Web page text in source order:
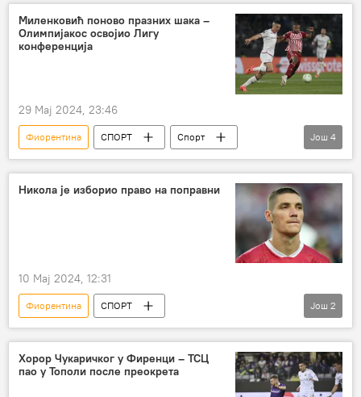
Миленковић поново празних шака –
Олимпијакос освојио Лигу
конференција
29 Мај 2024, 23:46
Фиорентина СПОРТ
Спорт
Фудбал
Никола Миленковић
Олимпијакос
Још 4
Никола је изборио право на поправни
10 Мај 2024, 12:31
Фиорентина
СПОРТ
Никола Миленковић
Спорт
Фудбал
Још 2
Хорор Чукаричког у Фиренци – ТСЦ
пао у Тополи после преокрета